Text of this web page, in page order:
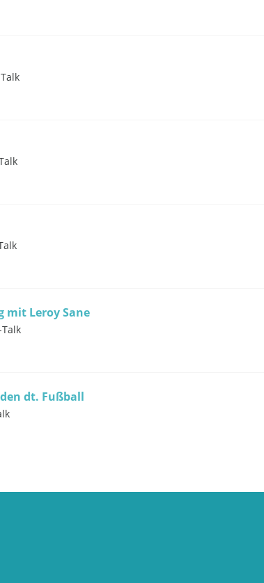
mit Leroy Sane
dt. Fußball